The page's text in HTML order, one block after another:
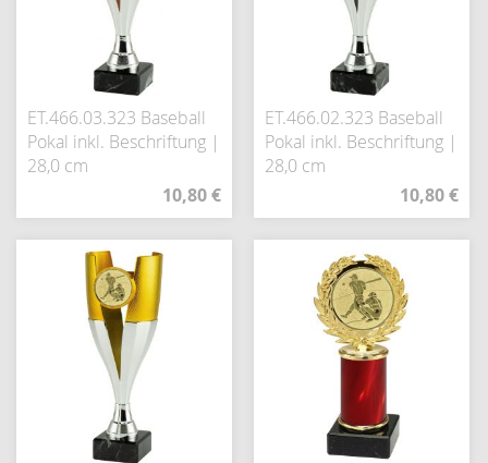
ET.466.03.323 Baseball
Pokal inkl. Beschriftung |
28,0 cm
10,80 €
ET.466.02.323 Baseball
Pokal inkl. Beschriftung |
28,0 cm
10,80 €